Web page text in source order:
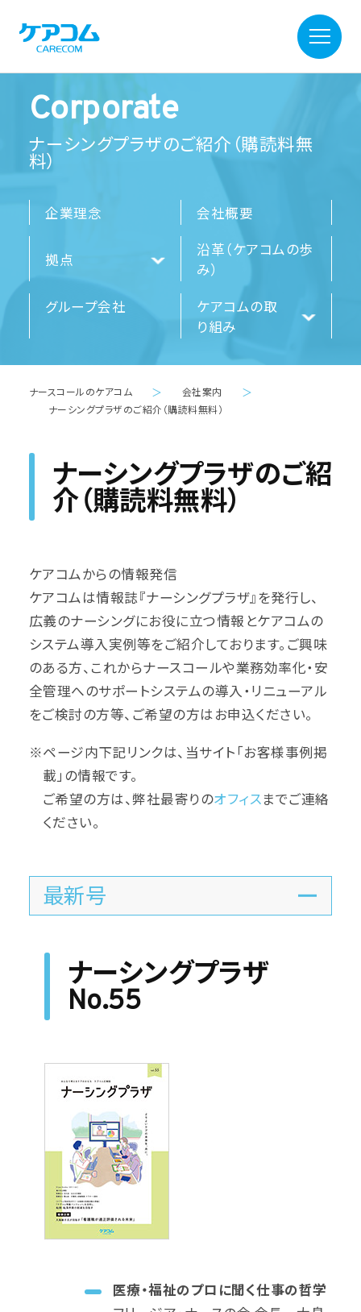
Corporate
ナーシングプラザのご紹介（購読料無
料）
企業理念 会社概要
拠点
沿革（ケアコムの歩
み）
グループ会社
ケアコムの取
り組み
ナースコールのケアコム ＞ 会社案内 ＞
ナーシングプラザのご紹介（購読料無料）
ナーシングプラザのご紹
介（購読料無料）
ケアコムからの情報発信
ケアコムは情報誌『ナーシングプラザ』を発行し、
広義のナーシングにお役に立つ情報とケアコムの
システム導入実例等をご紹介しております。ご興味
のある方、これからナースコールや業務効率化・安
全管理へのサポートシステムの導入・リニューアル
をご検討の方等、ご希望の方はお申込ください。
※ページ内下記リンクは、当サイト「お客様事例掲
載」の情報です。
ご希望の方は、弊社最寄りのオフィスまでご連絡
ください。
最新号
ナーシングプラザ
No.55
医療・福祉のプロに聞く仕事の哲学